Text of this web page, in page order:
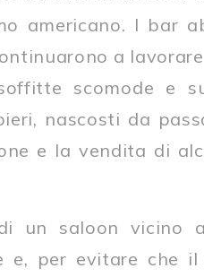
americano. I bar
a
scomode e
nascosti da
e la vendita di
un saloon vicino
e, per evitare che